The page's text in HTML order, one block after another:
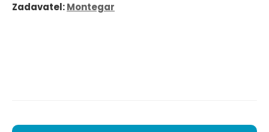
Zadavatel:Montegar